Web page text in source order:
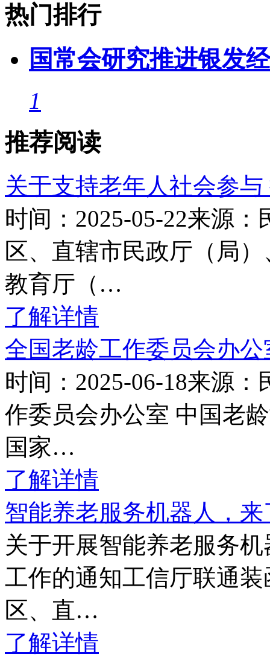
热门排行
国常会研究推进银发
1
推荐阅读
关于支持老年人社会参
时间：2025-05-22来源
区、直辖市民政厅（局
教育厅（…
了解详情
全国老龄工作委员会办
时间：2025-06-18来源
作委员会办公室 中国老
国家…
了解详情
智能养老服务机器人，来
关于开展智能养老服务
工作的通知工信厅联通
区、直…
了解详情